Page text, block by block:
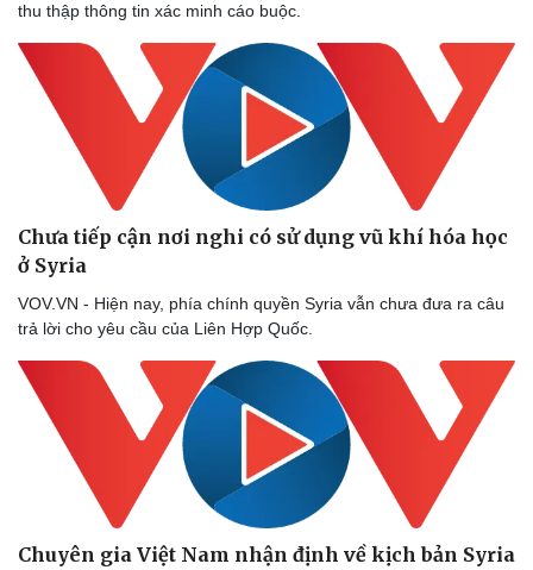
thu thập thông tin xác minh cáo buộc.
Chưa tiếp cận nơi nghi có sử dụng vũ khí hóa học
ở Syria
VOV.VN - Hiện nay, phía chính quyền Syria vẫn chưa đưa ra câu
trả lời cho yêu cầu của Liên Hợp Quốc.
Chuyên gia Việt Nam nhận định về kịch bản Syria